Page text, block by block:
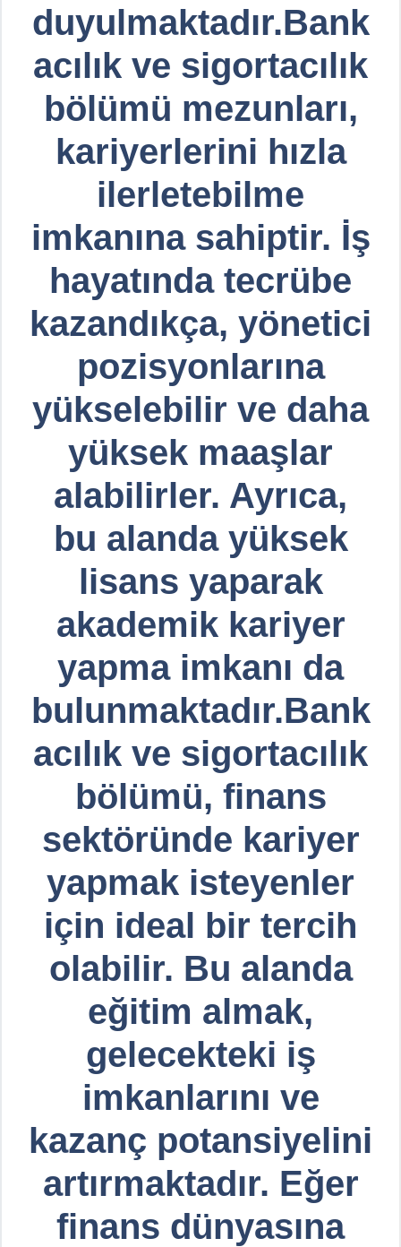
duyulmaktadır.Bank
acılık ve sigortacılık
bölümü mezunları,
kariyerlerini hızla
ilerletebilme
imkanına sahiptir. İş
hayatında tecrübe
kazandıkça, yönetici
pozisyonlarına
yükselebilir ve daha
yüksek maaşlar
alabilirler. Ayrıca,
bu alanda yüksek
lisans yaparak
akademik kariyer
yapma imkanı da
bulunmaktadır.Bank
acılık ve sigortacılık
bölümü, finans
sektöründe kariyer
yapmak isteyenler
için ideal bir tercih
olabilir. Bu alanda
eğitim almak,
gelecekteki iş
imkanlarını ve
kazanç potansiyelini
artırmaktadır. Eğer
finans dünyasına